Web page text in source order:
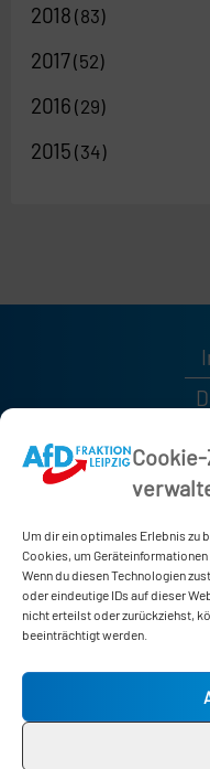
Um dir ein optimales Erlebnis zu
Cookies, um
Wenn du diesen Technologien
oder eindeutige IDs auf dieser
nicht erteilst oder zurückziehst,
beeinträchtigt werden.
2018 (83)
2017(52)
2016 (29)
2015 (34)
afd-